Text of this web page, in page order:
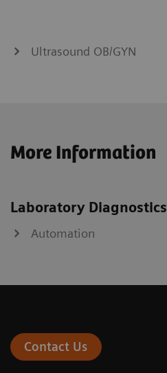
Ultrasound OB/GYN
More Information
Laboratory Diagnostics
Automation
Contact Us